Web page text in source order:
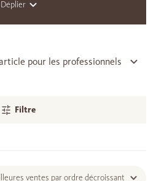
Déplier
pour les professionnels
Filtre
ventes par ordre décroissant